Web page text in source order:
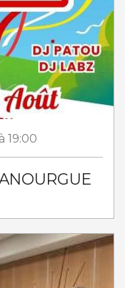
à 19:00